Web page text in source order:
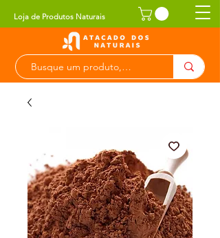
Loja de Produtos Naturais